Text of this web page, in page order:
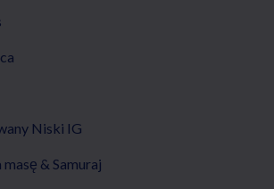
Niski IG
& Samuraj